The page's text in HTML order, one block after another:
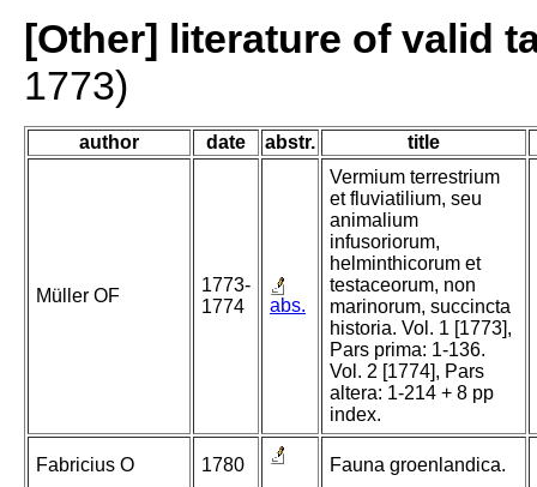
[Other] literature of valid
1773)
author date abstr. title
Müller OF
1773-
1774
abs.
Vermium terrestrium
et fluviatilium, seu
animalium
infusoriorum,
helminthicorum et
testaceorum, non
marinorum, succincta
historia. Vol. 1 [1773],
Pars prima: 1-136.
Vol. 2 [1774], Pars
altera: 1-214 + 8 pp
index.
Fabricius O 1780 Fauna groenlandica.